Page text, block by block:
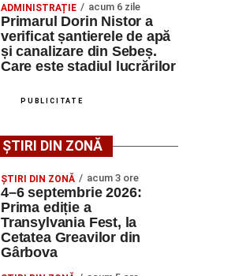
ADMINISTRAȚIE acum 6 zile
Primarul Dorin Nistor a
verificat șantierele de apă
și canalizare din Sebeș.
Care este stadiul lucrărilor
PUBLICITATE
ȘTIRI DIN ZONĂ
ȘTIRI DIN ZONĂ acum 3 ore
4–6 septembrie 2026:
Prima ediție a
Transylvania Fest, la
Cetatea Greavilor din
Gârbova